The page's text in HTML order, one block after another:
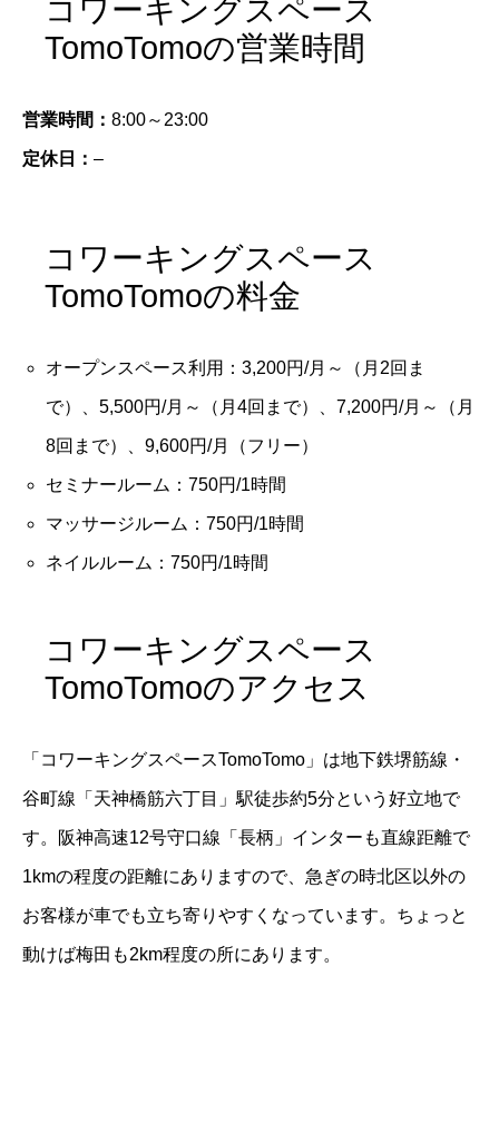
コワーキングスペース
TomoTomoの営業時間
営業時間： 8:00～23:00
定休日： –
コワーキングスペース
TomoTomoの料金
オープンスペース利用：3,200円/月～（月2回ま
で）、5,500円/月～（月4回まで）、7,200円/月～（月
8回まで）、9,600円/月（フリー）
セミナールーム：750円/1時間
マッサージルーム：750円/1時間
ネイルルーム：750円/1時間
コワーキングスペース
TomoTomoのアクセス
「コワーキングスペースTomoTomo」は地下鉄堺筋線・
谷町線「天神橋筋六丁目」駅徒歩約5分という好立地で
す。阪神高速12号守口線「長柄」インターも直線距離で
1kmの程度の距離にありますので、急ぎの時北区以外の
お客様が車でも立ち寄りやすくなっています。ちょっと
動けば梅田も2km程度の所にあります。